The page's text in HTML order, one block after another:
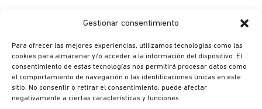
Gestionar consentimiento
Para ofrecer las mejores experiencias, utilizamos tecnologías como las
cookies para almacenar y/o acceder a la información del dispositivo. El
consentimiento de estas tecnologías nos permitirá procesar datos como
el comportamiento de navegación o las identificaciones únicas en este
sitio. No consentir o retirar el consentimiento, puede afectar
negativamente a ciertas características y funciones.
© Ikusi 2026
Aviso legal